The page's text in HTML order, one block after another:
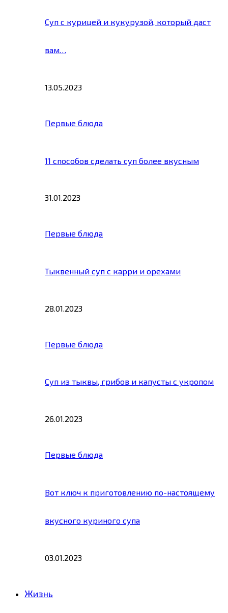
Суп с курицей и кукурузой, который даст
вам…
13.05.2023
Первые блюда
11 способов сделать суп более вкусным
31.01.2023
Первые блюда
Тыквенный суп с карри и орехами
28.01.2023
Первые блюда
Суп из тыквы, грибов и капусты с укропом
26.01.2023
Первые блюда
Вот ключ к приготовлению по-настоящему
вкусного куриного супа
03.01.2023
Жизнь